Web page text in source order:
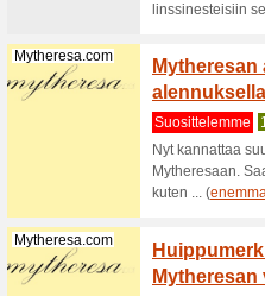
Interflora.fi